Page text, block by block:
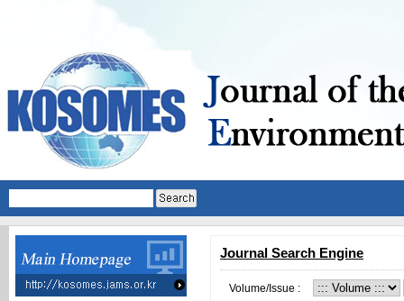
Journal Search Engine
Volume/Issue :